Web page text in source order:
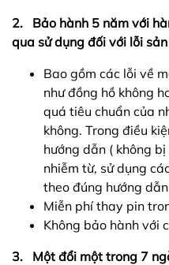
2. Bảo hành 5 năm với
qua sử dụng đối với lỗi
Bao gồm các lỗi về
như đồng hồ không
quá tiêu chuẩn của
không. Trong điều
hướng dẫn ( không
nhiễm từ, sử dụng
theo đúng hướng dẫn
Miễn phí thay pin
Không bảo hành với
3. Một đổi một trong 7